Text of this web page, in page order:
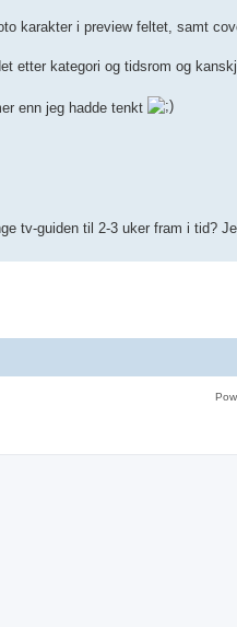
karakter i preview feltet, samt
etter kategori og tidsrom og
enn jeg hadde tenkt
tv-guiden til 2-3 uker fram i tid?